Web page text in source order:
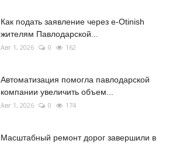
Как подать заявление через e-Otinish
жителям Павлодарской...
Авг 1, 2026 0 162
Автоматизация помогла павлодарской
компании увеличить объем...
Авг 1, 2026 0 174
Масштабный ремонт дорог завершили в